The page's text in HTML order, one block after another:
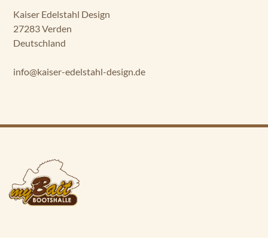
Kaiser Edelstahl Design
27283 Verden
Deutschland
info@kaiser-edelstahl-design.de